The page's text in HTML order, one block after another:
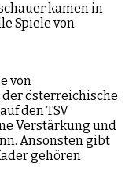
kamen in
Spiele von
von
der österreichische
den TSV
Verstärkung und
Ansonsten gibt
gehören